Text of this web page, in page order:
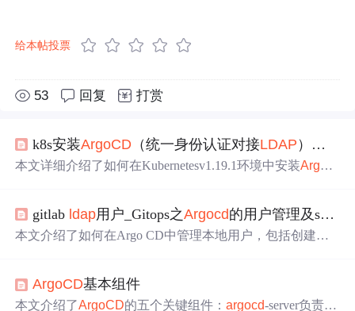
给本帖投票
53 回复 打赏
k8s安装ArgoCD （统一身份认证对接LDAP ）（配置用户的角色及权限）
本文详细介绍了如何在Kubernetesv1.19.1环境中安装ArgoC
的配置过程，包括修改configMap和secret。最后，讨论了权
限管理，创建自定义角色并分配给LDAP 组，以及解决
gitlab ldap用户_Gitops之Argocd的用户管理及sso(六）
本文介绍了如何在Argo CD中管理本地用户，包括创建新
的步骤，以及Dex的身份验证集成。此外，还讨论了Argo
CD的RBAC配置，以确保安全的权限管理。
ArgoCD基本组件
本文介绍了ArgoCD的五个关键组件：argocd-server负责服